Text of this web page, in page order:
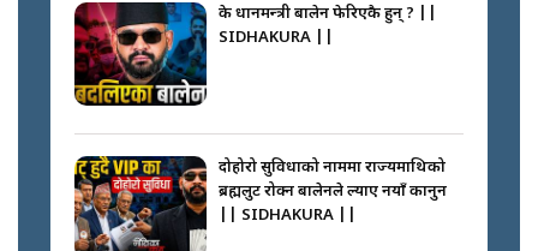
के प्रधानमन्त्री बालेन फेरिएकै हुन् ? ||
SIDHAKURA ||
दोहोरो सुविधाको नाममा राज्यमाथिको
ब्रह्मलुट रोक्न बालेनले ल्याए नयाँ कानुन
|| SIDHAKURA ||